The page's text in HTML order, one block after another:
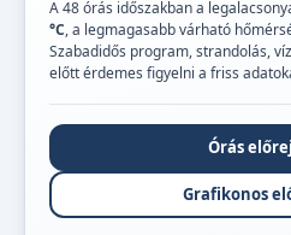
A 48 órás időszakban a
°C, a legmagasabb várható
Szabadidős program, strandolás,
előtt érdemes figyelni a friss
Órás
Grafikonos